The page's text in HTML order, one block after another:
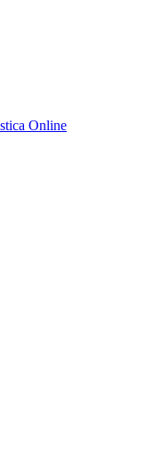
Online